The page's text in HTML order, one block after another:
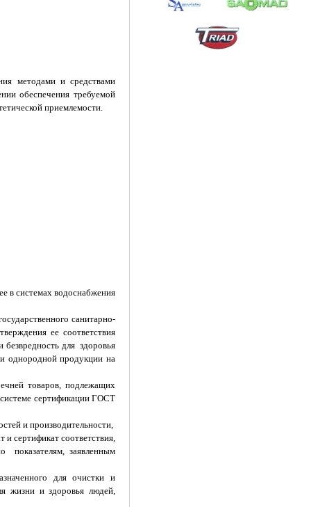
методами и средствами
обеспечения требуемой
приемлемости.
в системах водоснабжения
санитарно-
ее соответствия
для здоровья
однородной продукции на
товаров, подлежащих
сертификации ГОСТ
и производительности,
сертификат соответствия,
показателям, заявленным
для очистки и
жизни и здоровья людей,